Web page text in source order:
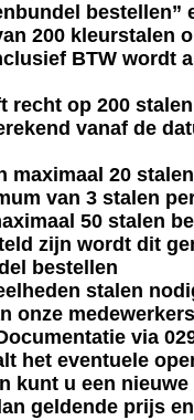
bestellen”
200 kleurstalen
BTW wordt
recht op 200
vanaf de
maximaal 20
van 3 stalen
50 stalen
zijn wordt dit
bestellen
stalen
onze
via
het eventuele
kunt u een
geldende prijs